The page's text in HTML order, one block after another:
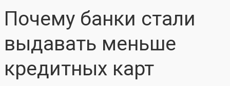
Почему банки стали
выдавать меньше
кредитных карт